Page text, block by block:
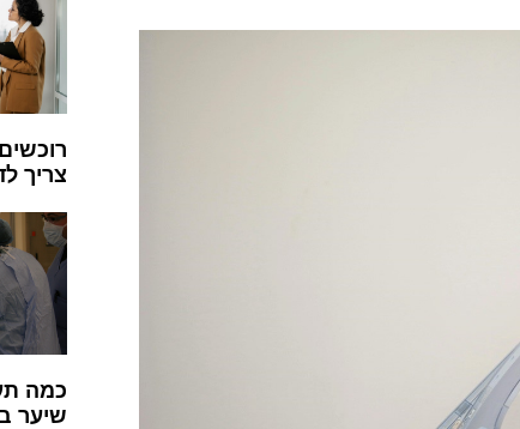
צריך
כמה
שיער